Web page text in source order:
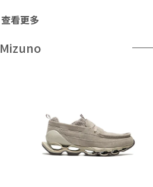
查看更多
Mizuno